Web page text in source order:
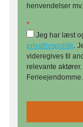
henvendelser
*
Jeg har læst
privatlivspolitik.
videregives til
relevante